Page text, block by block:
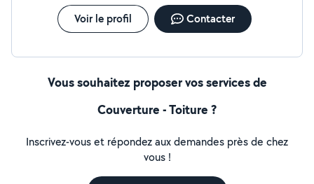
Voir le profil Contacter
Vous souhaitez proposer vos services de
Couverture - Toiture ?
Inscrivez-vous et répondez aux demandes près de chez
vous !